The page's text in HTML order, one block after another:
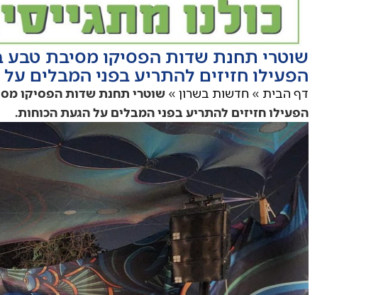
שוטרי תחנת שדות הפסיקו מסיבת טבע
הפעילו חזיזים להתריע בפני המבלים
דף הבית » חדשות בשרון » שוטרי תחנת שדות הפסיקו
הפעילו חזיזים להתריע בפני המבלים על הגעת הכוחות.